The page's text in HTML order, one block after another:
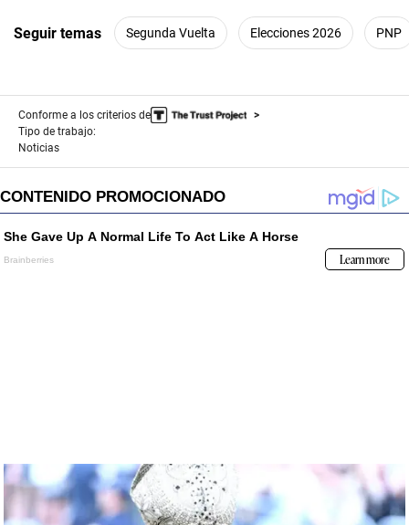
Seguir temas Segunda Vuelta Elecciones 2026 PNP
Conforme a los criterios de
Tipo de trabajo:
Noticias